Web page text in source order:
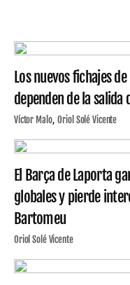
Los nuevos fichajes
dependen de la salida
Víctor Malo Oriol Solé Vicente
El Barça de Laporta
globales y pierde
Bartomeu
Oriol Solé Vicente